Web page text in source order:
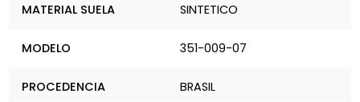
MATERIAL SUELA SINTETICO
MODELO 351-009-07
PROCEDENCIA BRASIL